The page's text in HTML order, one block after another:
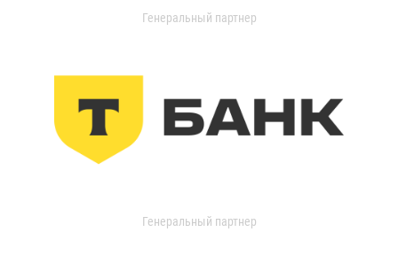
Генеральный партнер
Генеральный партнер